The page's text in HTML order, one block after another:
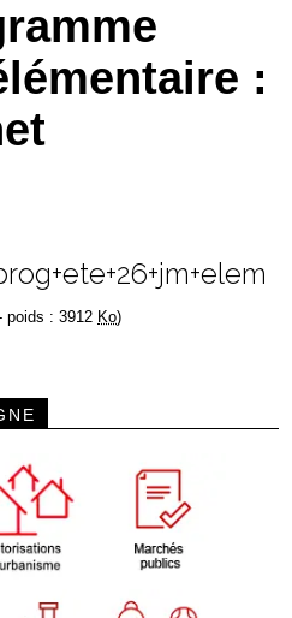
:
poids : 3912 Ko)